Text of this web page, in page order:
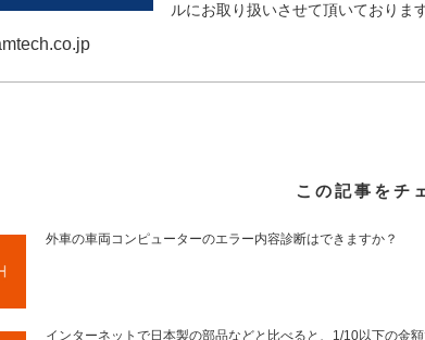
ルにお取り扱いさせて頂いておりま
この記事をチ
外車の車両コンピューターのエラー内容診断はできますか？
インターネットで日本製の部品などと比べると、1/10以下の金